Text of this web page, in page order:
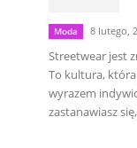
Moda 8 lutego,
Streetwear jest
To kultura,
wyrazem
zastanawiasz